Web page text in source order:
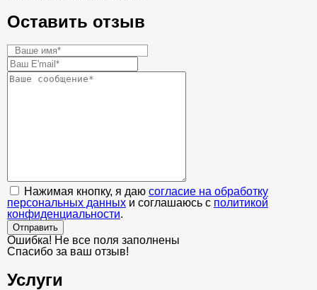
Оставить отзыв
Нажимая кнопку, я даю согласие на обработку
персональных данных и соглашаюсь с политикой
конфиденциальности.
Отправить
Ошибка! Не все поля заполнены
Спасибо за ваш отзыв!
Услуги